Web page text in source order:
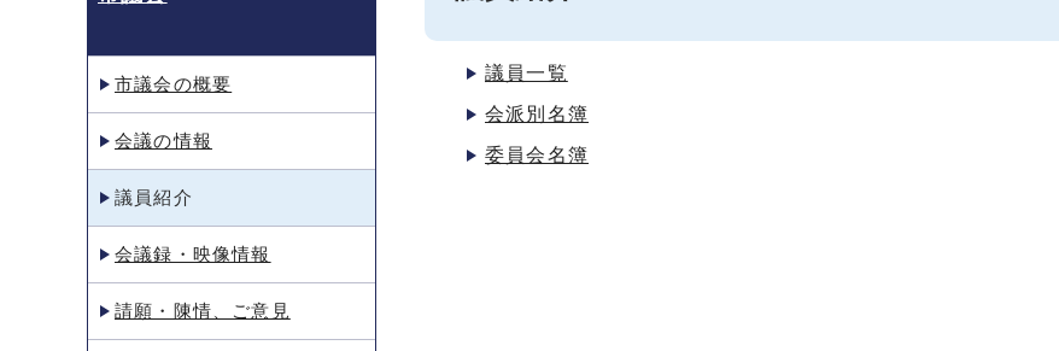
議員一覧
会派別名簿
委員会名簿
市議会の概要
会議の情報
議員紹介
会議録・映像情報
請願・陳情、ご意見